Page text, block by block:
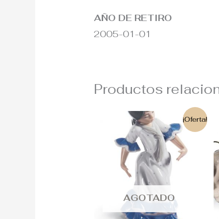
AÑO DE RETIRO
2005-01-01
Productos
¡Oferta!
AGOTADO
precio
original
era:
215€.
El
precio
actual
es:
190€.